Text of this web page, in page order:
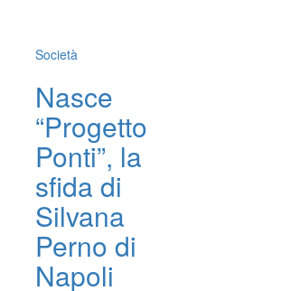
Società
Nasce
“Progetto
Ponti”, la
sfida di
Silvana
Perno di
Napoli